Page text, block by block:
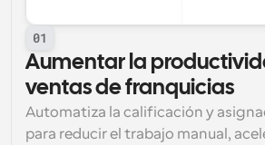
01
Aumentar la
ventas de franquicias
Automatiza la calificación y
para reducir el trabajo manual,